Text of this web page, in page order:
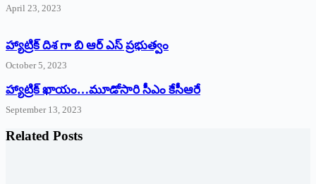
April 23, 2023
హ్యాట్రిక్ దిశ గా బి ఆర్ ఎస్ ప్రభుత్వం
October 5, 2023
హ్యాట్రిక్‌ ‌ఖాయం…మూడోసారి సీఎం కేసీఆరే
September 13, 2023
Related Posts